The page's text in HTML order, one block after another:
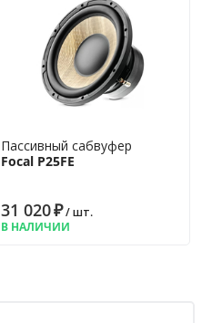
Пассивный сабвуфер
Focal P25FE
31 020₽/ шт.
В НАЛИЧИИ